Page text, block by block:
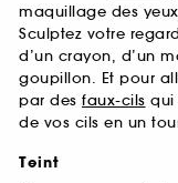
maquillage des
Sculptez votre
d’un crayon, d’un
goupillon. Et pour
par des faux-cils qui
de vos cils en un
Teint